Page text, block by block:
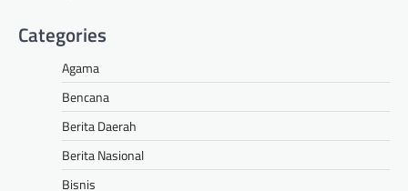
Categories
Agama
Bencana
Berita Daerah
Berita Nasional
Bisnis